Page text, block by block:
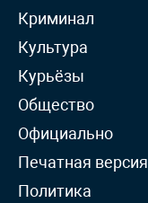
Криминал
Культура
Курьёзы
Общество
Официально
Печатная версия
Политика